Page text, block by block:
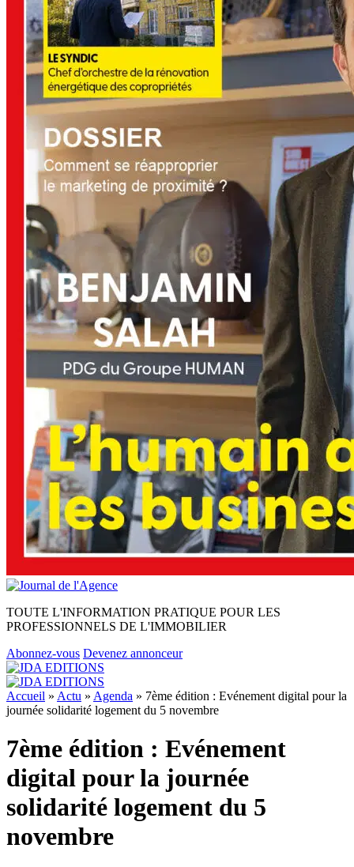
TOUTE L'INFORMATION PRATIQUE POUR LES
PROFESSIONNELS DE L'IMMOBILIER
Abonnez-vous Devenez annonceur
Accueil » Actu » Agenda » 7ème édition : Evénement digital pour la
journée solidarité logement du 5 novembre
7ème édition : Evénement
digital pour la journée
solidarité logement du 5
novembre